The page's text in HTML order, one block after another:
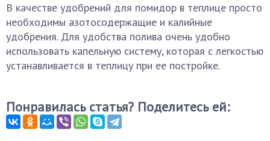
В качестве удобрений для помидор в теплице просто
необходимы азотосодержащие и калийные
удобрения. Для удобства полива очень удобно
использовать капельную систему, которая с легкостью
устанавливается в теплицу при ее постройке.
Понравилась статья? Поделитесь ей: